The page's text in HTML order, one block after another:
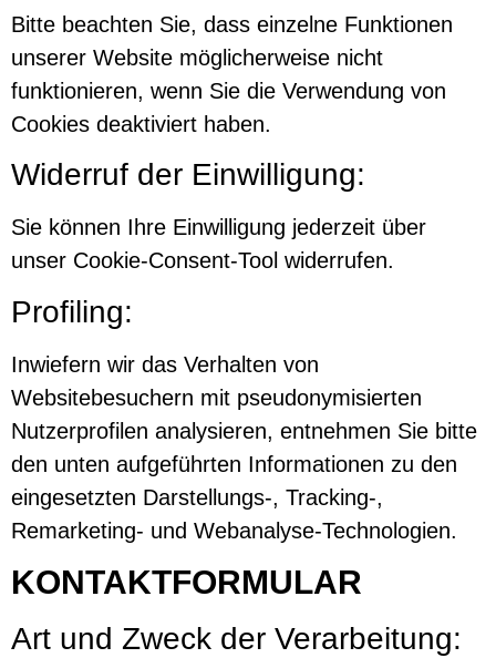
Bitte beachten Sie, dass einzelne Funktionen
unserer Website möglicherweise nicht
funktionieren, wenn Sie die Verwendung von
Cookies deaktiviert haben.
Widerruf der Einwilligung:
Sie können Ihre Einwilligung jederzeit über
unser Cookie-Consent-Tool widerrufen.
Profiling:
Inwiefern wir das Verhalten von
Websitebesuchern mit pseudonymisierten
Nutzerprofilen analysieren, entnehmen Sie bitte
den unten aufgeführten Informationen zu den
eingesetzten Darstellungs-, Tracking-,
Remarketing- und Webanalyse-Technologien.
KONTAKTFORMULAR
Art und Zweck der Verarbeitung: